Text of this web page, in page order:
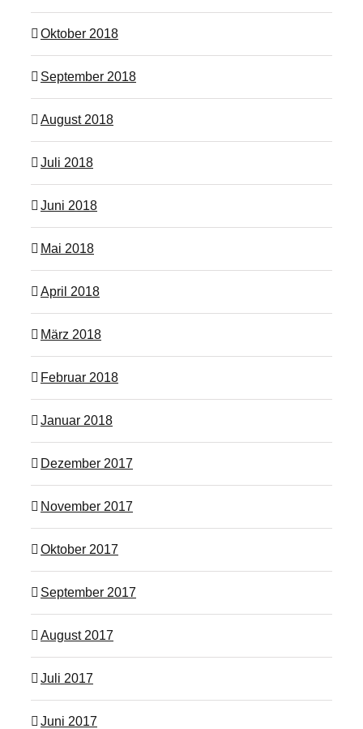
Oktober 2018
September 2018
August 2018
Juli 2018
Juni 2018
Mai 2018
April 2018
März 2018
Februar 2018
Januar 2018
Dezember 2017
November 2017
Oktober 2017
September 2017
August 2017
Juli 2017
Juni 2017